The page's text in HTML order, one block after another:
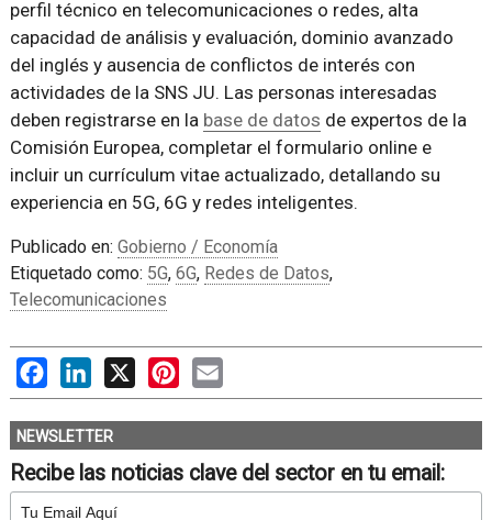
perfil técnico en telecomunicaciones o redes, alta
capacidad de análisis y evaluación, dominio avanzado
del inglés y ausencia de conflictos de interés con
actividades de la SNS JU. Las personas interesadas
deben registrarse en la base de datos de expertos de la
Comisión Europea, completar el formulario online e
incluir un currículum vitae actualizado, detallando su
experiencia en 5G, 6G y redes inteligentes.
Publicado en: Gobierno / Economía
Etiquetado como: 5G, 6G, Redes de Datos,
Telecomunicaciones
FacebookLinkedIn Pinterest
NEWSLETTER
Recibe las noticias clave del sector en tu email: